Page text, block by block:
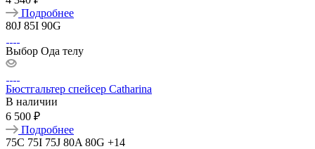
Подробнее
80J 85I 90G
Выбор Ода телу
Бюстгальтер спейсер Catharina
В наличии
6 500 ₽
Подробнее
75C 75I 75J 80A 80G +14